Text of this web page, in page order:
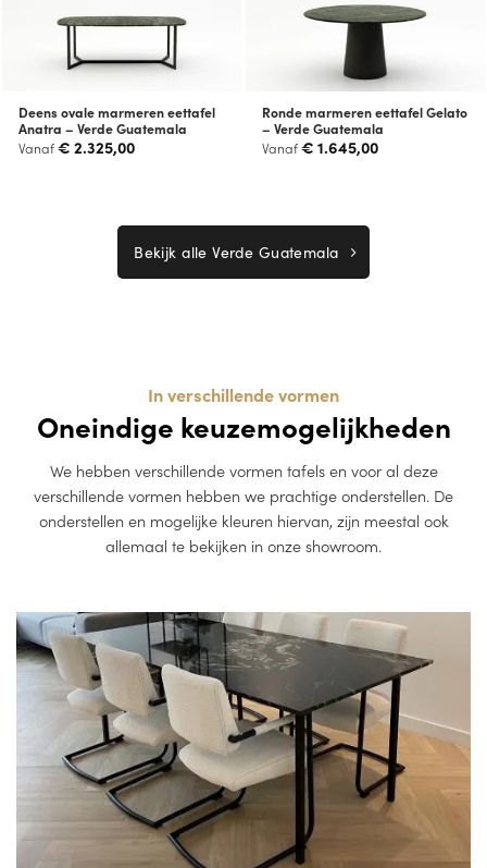
Deens ovale marmeren eettafel
Anatra – Verde Guatemala
Vanaf€ 2.325,00
Ronde marmeren eettafel Gelato
– Verde Guatemala
Vanaf€ 1.645,00
Bekijk alle Verde Guatemala
In verschillende vormen
Oneindige keuzemogelijkheden
We hebben verschillende vormen tafels en voor al deze
verschillende vormen hebben we prachtige onderstellen. De
onderstellen en mogelijke kleuren hiervan, zijn meestal ook
allemaal te bekijken in onze showroom.